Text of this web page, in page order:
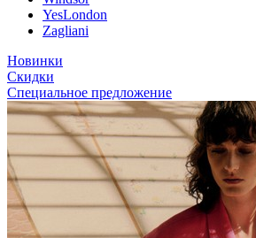
YesLondon
Zagliani
Новинки
Скидки
Специальное предложение